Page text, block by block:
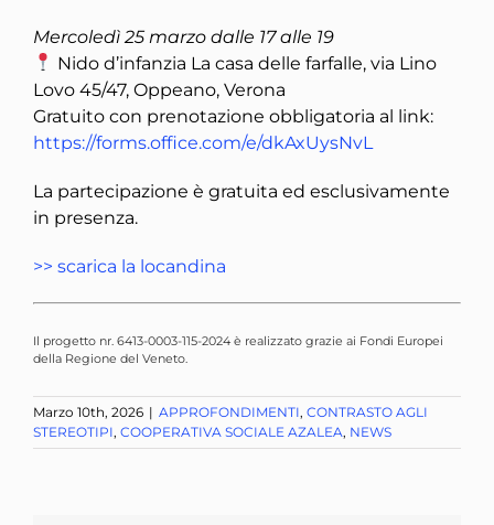
Mercoledì 25 marzo dalle 17 alle 19
Nido d’infanzia La casa delle farfalle, via Lino
Lovo 45/47, Oppeano, Verona
Gratuito con prenotazione obbligatoria al link:
https://forms.office.com/e/dkAxUysNvL
La partecipazione è gratuita ed esclusivamente
in presenza.
>> scarica la locandina
Il progetto nr. 6413-0003-115-2024 è realizzato grazie ai Fondi Europei
della Regione del Veneto.
Marzo 10th, 2026 | APPROFONDIMENTI, CONTRASTO AGLI
STEREOTIPI, COOPERATIVA SOCIALE AZALEA, NEWS